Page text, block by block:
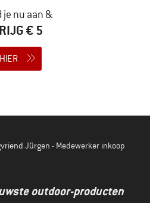
je nu aan &
€ 5
HIER
Jürgen - Medewerker inkoop
outdoor-producten